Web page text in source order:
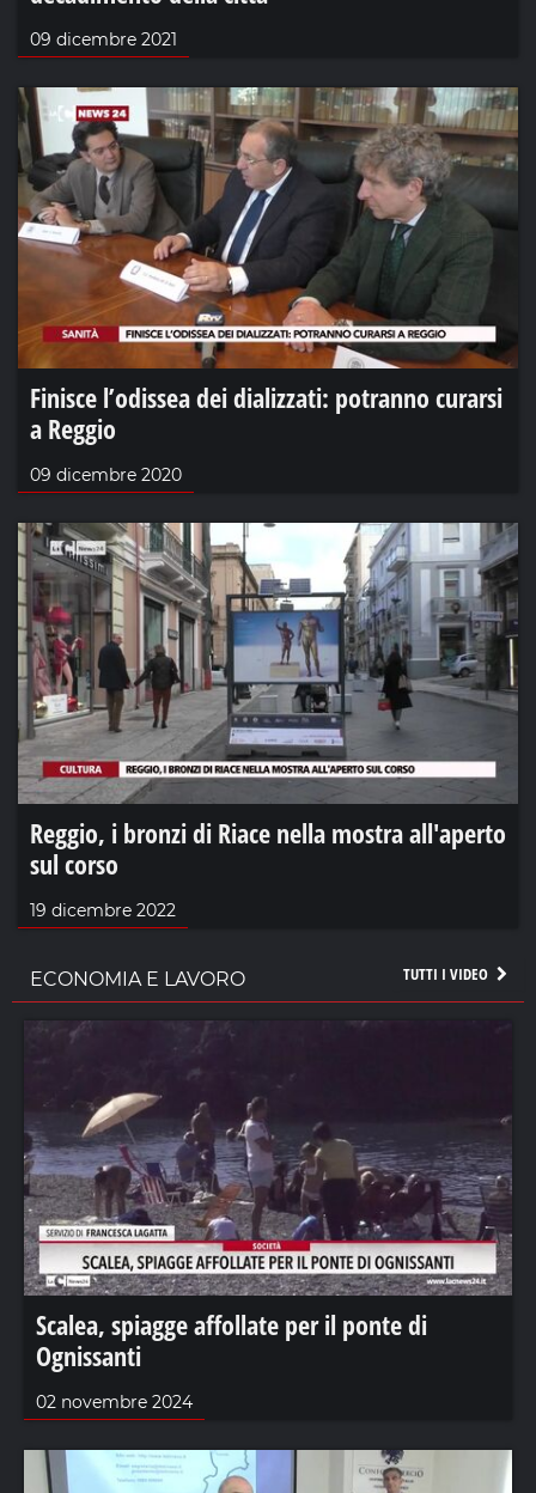
09 dicembre 2021
Finisce l’odissea dei dializzati: potranno curarsi
a Reggio
09 dicembre 2020
Reggio, i bronzi di Riace nella mostra all'aperto
sul corso
19 dicembre 2022
TUTTI I VIDEO
ECONOMIA E LAVORO
Scalea, spiagge affollate per il ponte di
Ognissanti
02 novembre 2024